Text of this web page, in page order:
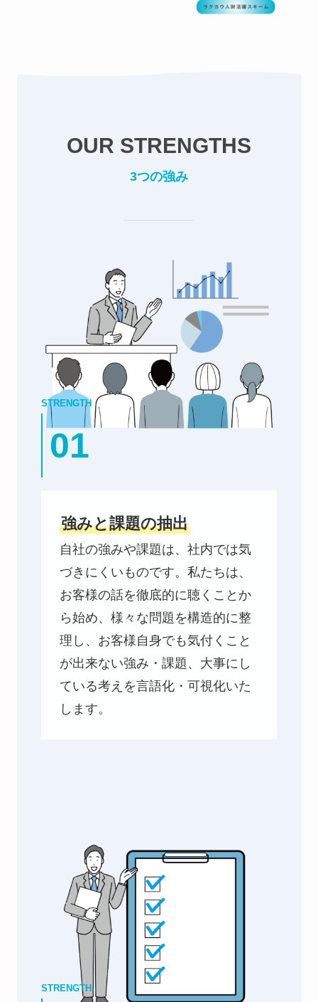
OUR STRENGTHS
3つの強み
STRENGTH
01
強みと課題の抽出
自社の強みや課題は、社内では気
づきにくいものです。私たちは、
お客様の話を徹底的に聴くことか
ら始め、様々な問題を構造的に整
理し、お客様自身でも気付くこと
が出来ない強み・課題、大事にし
ている考えを言語化・可視化いた
します。
STRENGTH